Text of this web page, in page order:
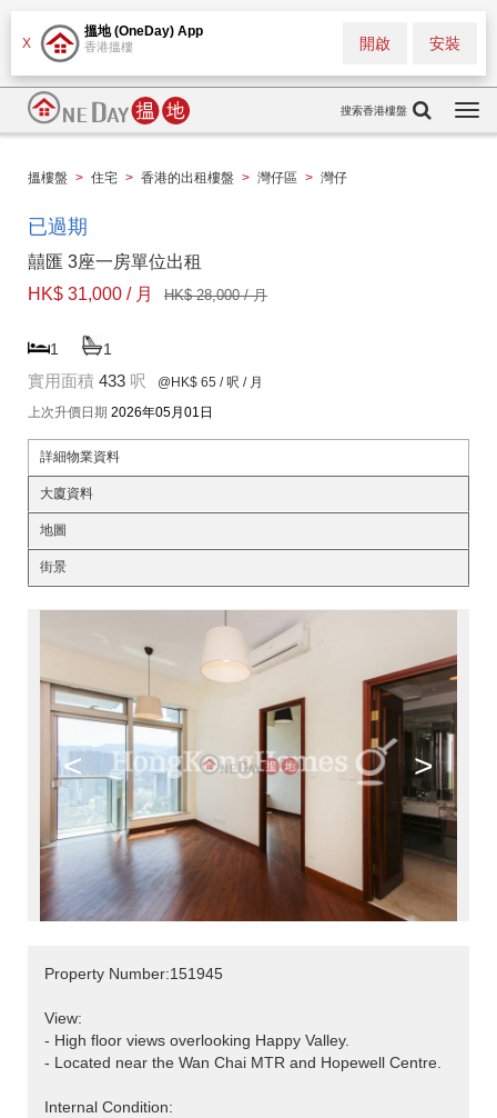
X
搵地 (OneDay) App
香港搵樓 安裝
開啟
搜索香港樓盤
搵樓盤 > 住宅 > 香港的出租樓盤 > 灣仔區 > 灣仔
已過期
囍匯 3座一房單位出租
HK$ 31,000 / 月
HK$ 28,000 / 月
1 1
實用面積 433 呎 @HK$ 65 / 呎 / 月
上次升價日期 2026年05月01日
詳細物業資料
大廈資料
地圖
街景
< >
Property Number:151945
View:
- High floor views overlooking Happy Valley.
- Located near the Wan Chai MTR and Hopewell Centre.
Internal Condition: